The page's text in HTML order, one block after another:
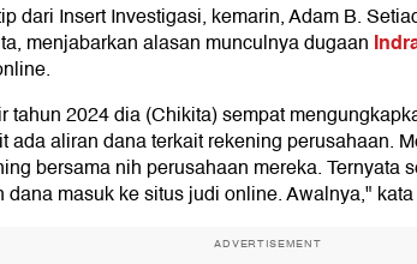
dari Insert Investigasi, kemarin, Adam B.
menjabarkan alasan munculnya dugaan
tahun 2024 dia (Chikita) sempat
ada aliran dana terkait rekening perusahaan.
bersama nih perusahaan mereka. Ternyata
dana masuk ke situs judi online. Awalnya,"
ADVERTISEMENT